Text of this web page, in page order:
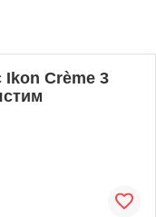
Ikon Crème 3